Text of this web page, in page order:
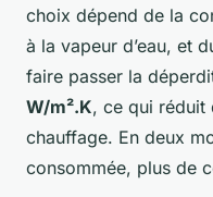
choix dépend de la
à la vapeur d’eau, et
faire passer la
W/m².K, ce qui réduit
chauffage. En deux
consommée, plus de